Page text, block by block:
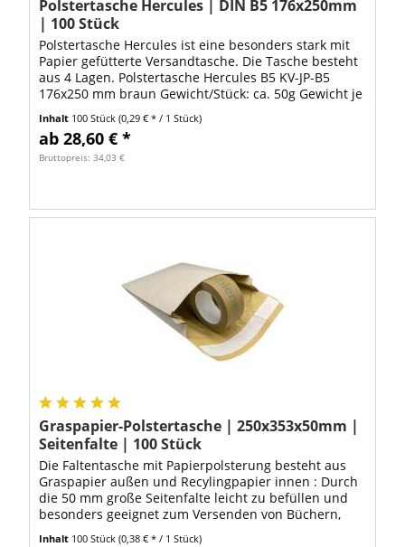
Polstertasche Hercules | DIN B5 176x250mm
| 100 Stück
Polstertasche Hercules ist eine besonders stark mit
Papier gefütterte Versandtasche. Die Tasche besteht
aus 4 Lagen. Polstertasche Hercules B5 KV-JP-B5
176x250 mm braun Gewicht/Stück: ca. 50g Gewicht je
Inhalt 100 Stück(0,29 € * / 1 Stück)
ab 28,60 € *
Bruttopreis: 34,03 €
Graspapier-Polstertasche | 250x353x50mm |
Seitenfalte | 100 Stück
Die Faltentasche mit Papierpolsterung besteht aus
Graspapier außen und Recylingpapier innen : Durch
die 50 mm große Seitenfalte leicht zu befüllen und
besonders geeignet zum Versenden von Büchern,
Inhalt 100 Stück(0,38 € * / 1 Stück)